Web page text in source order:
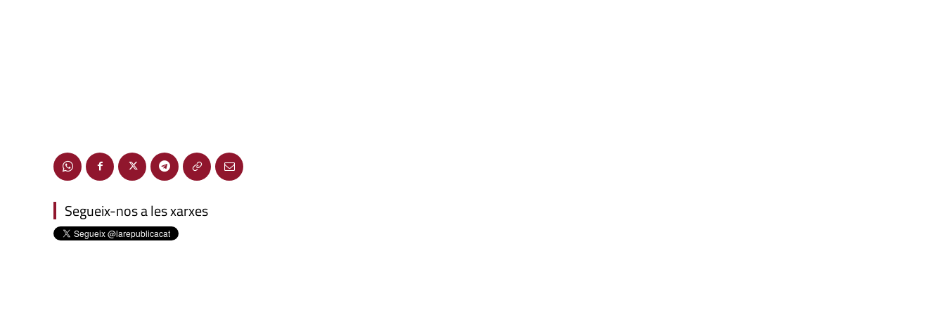
Segueix-nos a les xarxes